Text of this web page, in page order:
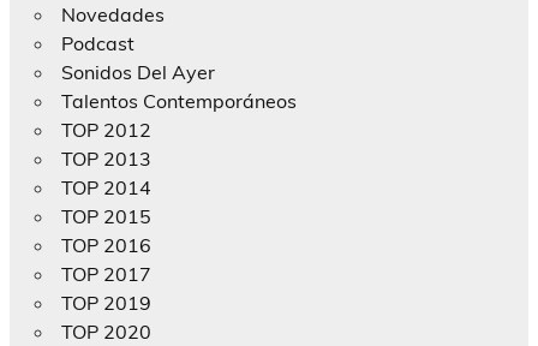
Novedades
Podcast
Sonidos Del Ayer
Talentos Contemporáneos
TOP 2012
TOP 2013
TOP 2014
TOP 2015
TOP 2016
TOP 2017
TOP 2019
TOP 2020